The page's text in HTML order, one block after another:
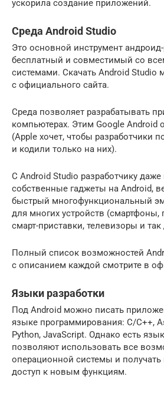
ускорила создание приложений.
Среда Android Studio
Это основной инструмент андроид-
бесплатный и совместимый со
системами. Скачать Android Studio
с официального сайта.
Среда позволяет разрабатывать
компьютерах. Этим Google Android
(Apple хочет, чтобы разработчики
и кодили только на них).
C Android Studio разработчику
собственные гаджеты на Android,
быстрый многофункциональный
для многих устройств
смарт-приставки, телевизоры и так
Полный список возможностей
с описанием каждой смотрите в
Языки разработки
Под Android можно писать
языке программирования: C/C++,
Python, JavaScript. Однако есть
позволяют использовать все
операционной системы и
доступ к новым функциям.